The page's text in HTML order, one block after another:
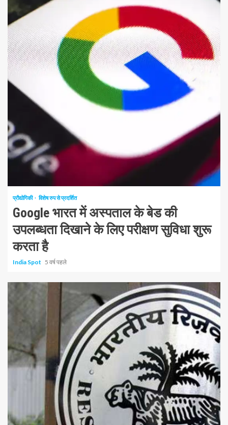
1 न्यूनतम पढ़ा
प्रौद्योगिकी विशेष रुप से प्रदर्शित
Google भारत में अस्पताल के बेड की
उपलब्धता दिखाने के लिए परीक्षण सुविधा शुरू
करता है
India Spot 5 वर्ष पहले